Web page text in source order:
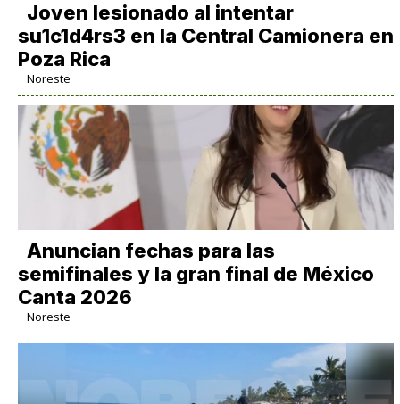
Joven lesionado al intentar
su1c1d4rs3 en la Central Camionera en
Poza Rica
Noreste
Anuncian fechas para las
semifinales y la gran final de México
Canta 2026
Noreste